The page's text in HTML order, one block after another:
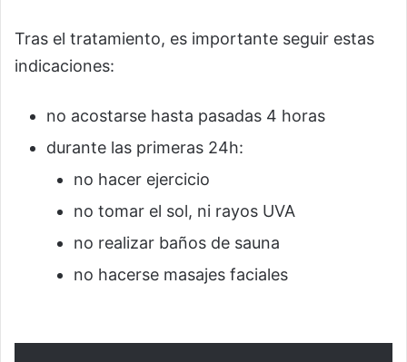
Tras el tratamiento, es importante seguir estas
indicaciones:
no acostarse hasta pasadas 4 horas
durante las primeras 24h:
no hacer ejercicio
no tomar el sol, ni rayos UVA
no realizar baños de sauna
no hacerse masajes faciales